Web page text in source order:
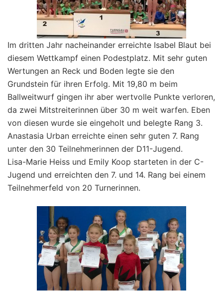
Im dritten Jahr nacheinander erreichte Isabel Blaut bei
diesem Wettkampf einen Podestplatz. Mit sehr guten
Wertungen an Reck und Boden legte sie den
Grundstein für ihren Erfolg. Mit 19,80 m beim
Ballweitwurf gingen ihr aber wertvolle Punkte verloren,
da zwei Mitstreiterinnen über 30 m weit warfen. Eben
von diesen wurde sie eingeholt und belegte Rang 3.
Anastasia Urban erreichte einen sehr guten 7. Rang
unter den 30 Teilnehmerinnen der D11-Jugend.
Lisa-Marie Heiss und Emily Koop starteten in der C-
Jugend und erreichten den 7. und 14. Rang bei einem
Teilnehmerfeld von 20 Turnerinnen.